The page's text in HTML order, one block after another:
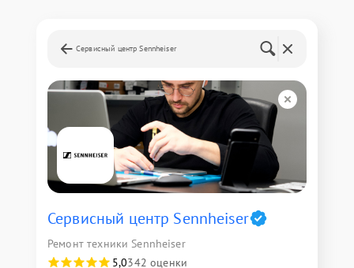
Сервисный центр Sennheiser
Сервисный центр Sennheiser
Ремонт техники Sennheiser
5,0342 оценки